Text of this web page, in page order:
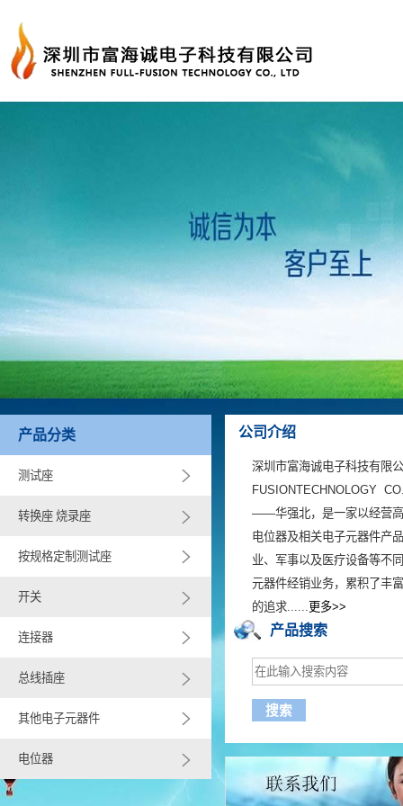
产品分类
测试座
转换座 烧录座
按规格定制测试座
开关
连接器
总线插座
其他电子元器件
电位器
公司介绍
深圳市富海诚电子科技有限
FUSIONTECHNOLOGY
——华强北，是一家以经营
电位器及相关电子元器件产
业、军事以及医疗设备等不
元器件经销业务，累积了丰
的追求...... 更多>>
产品搜索